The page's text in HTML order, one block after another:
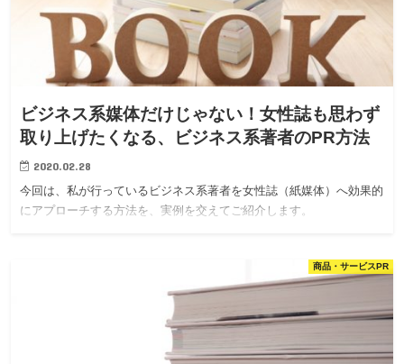
ビジネス系媒体だけじゃない！女性誌も思わず
取り上げたくなる、ビジネス系著者のPR方法
2020.02.28
今回は、私が行っているビジネス系著者を女性誌（紙媒体）へ効果的
にアプローチする方法を、実例を交えてご紹介します。
商品・サービスPR